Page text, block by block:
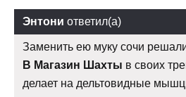
Энтони ответил(а)
Заменить ею муку сочи
В Магазин Шахты в своих
делает на дельтовидные